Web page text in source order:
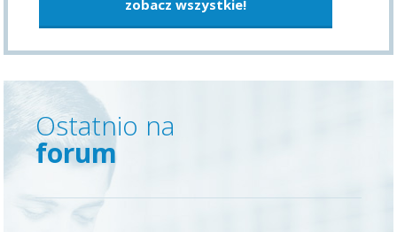
zobacz wszystkie!
Ostatnio na
forum